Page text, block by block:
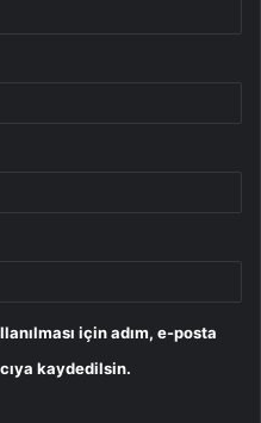
için adım, e-posta
kaydedilsin.